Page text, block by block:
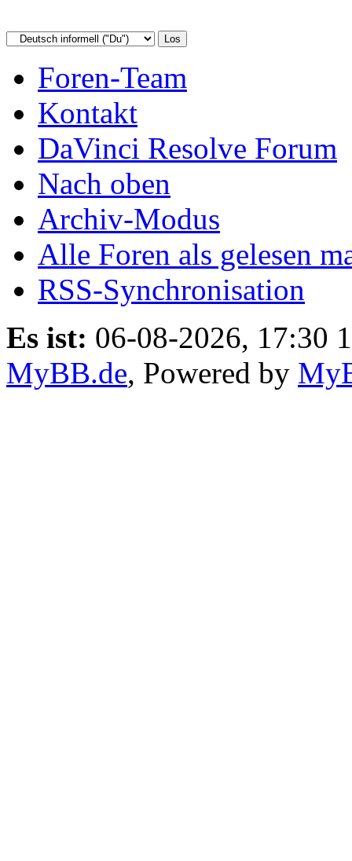
Foren-Team
Kontakt
DaVinci Resolve Forum
Nach oben
Archiv-Modus
Alle Foren als gelesen
RSS-Synchronisation
Es ist: 06-08-2026, 17:30
MyBB.de, Powered by